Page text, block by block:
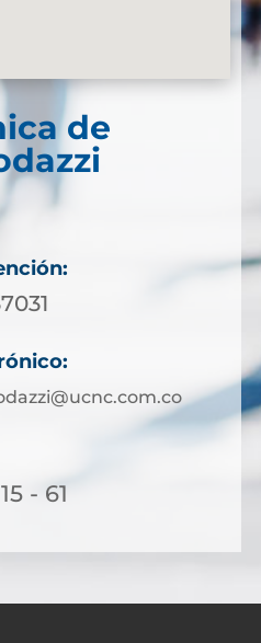
de
- 61